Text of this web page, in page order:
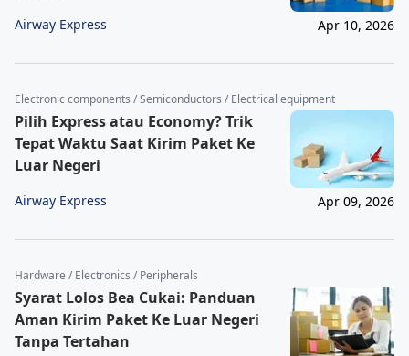
Airway Express Apr 10, 2026
Electronic components / Semiconductors / Electrical equipment
Pilih Express atau Economy? Trik
Tepat Waktu Saat Kirim Paket Ke
Luar Negeri
Airway Express Apr 09, 2026
Hardware / Electronics / Peripherals
Syarat Lolos Bea Cukai: Panduan
Aman Kirim Paket Ke Luar Negeri
Tanpa Tertahan